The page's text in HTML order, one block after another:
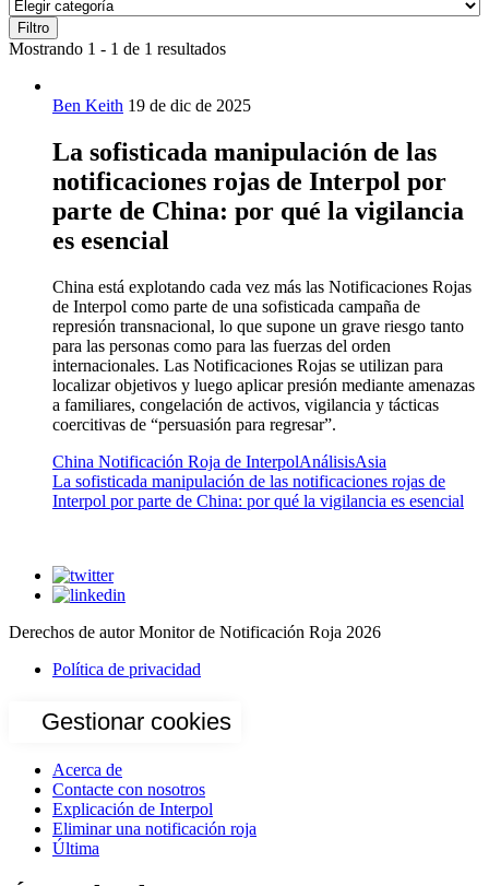
Filtro
Mostrando 1 - 1 de 1 resultados
Ben Keith 19 de dic de 2025
La sofisticada manipulación de las
notificaciones rojas de Interpol por
parte de China: por qué la vigilancia
es esencial
China está explotando cada vez más las Notificaciones Rojas
de Interpol como parte de una sofisticada campaña de
represión transnacional, lo que supone un grave riesgo tanto
para las personas como para las fuerzas del orden
internacionales. Las Notificaciones Rojas se utilizan para
localizar objetivos y luego aplicar presión mediante amenazas
a familiares, congelación de activos, vigilancia y tácticas
coercitivas de “persuasión para regresar”.
China Notificación Roja de InterpolAnálisisAsia
La sofisticada manipulación de las notificaciones rojas de
Interpol por parte de China: por qué la vigilancia es esencial
Derechos de autor Monitor de Notificación Roja 2026
Política de privacidad
Gestionar cookies
Acerca de
Contacte con nosotros
Explicación de Interpol
Eliminar una notificación roja
Última